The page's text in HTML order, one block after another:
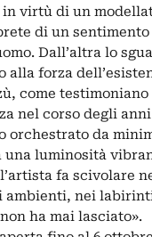
in virtù di un
di un
Dall’altra lo
alla forza
come
nel corso degli
orchestrato da
una luminosità
fa scivolare
ambienti, nei
ha mai lasciato».